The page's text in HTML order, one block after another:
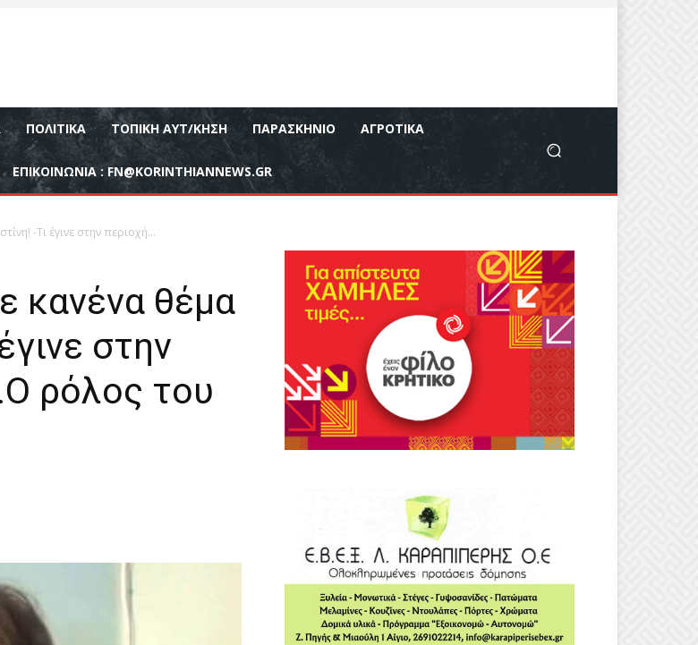
ΠΟΛΙΤΙΚΆ ΤΟΠΙΚΉ ΑΥΤ/ΚΗΣΗ ΠΑΡΑΣΚΉΝΙΟ ΑΓΡΟΤΙΚΆ
ΕΠΙΚΟΙΝΩΝΊΑ : FN@KORINTHIANNEWS.GR
-Τι έγινε στην περιοχή...
κανένα θέμα
στην
ρόλος του